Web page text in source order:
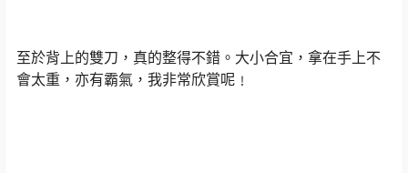
至於背上的雙刀，真的整得不錯。大小合宜，拿在手上不
會太重，亦有霸氣，我非常欣賞呢﹗